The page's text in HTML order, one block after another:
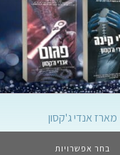
מארז אנדי ג'קסון
בחר אפשרויות